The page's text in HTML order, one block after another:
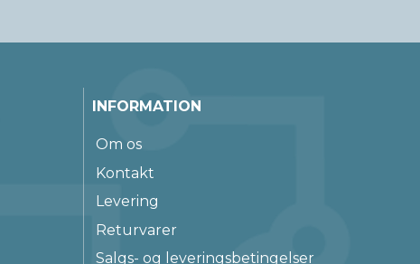
INFORMATION
Om os
Kontakt
Levering
Returvarer
Salgs- og leveringsbetingelser